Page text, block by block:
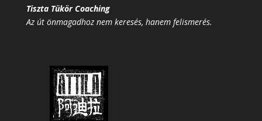
Tiszta Tükör Coaching
Az út önmagadhoz nem keresés, hanem felismerés.